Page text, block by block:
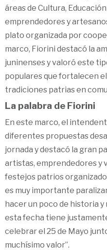
áreas de Cultura,
emprendedores y
plato organizada por
marco, Fiorini destacó la
juninenses y valoró este
populares que fortalecen
tradiciones patrias en
La palabra de Fiorini
En este marco, el
diferentes propuestas
jornada y destacó la gran
artistas, emprendedores y
festejos patrios
es muy importante
hacer un poco de historia
esta fecha tiene
celebrar el 25 de Mayo
muchísimo valor”.